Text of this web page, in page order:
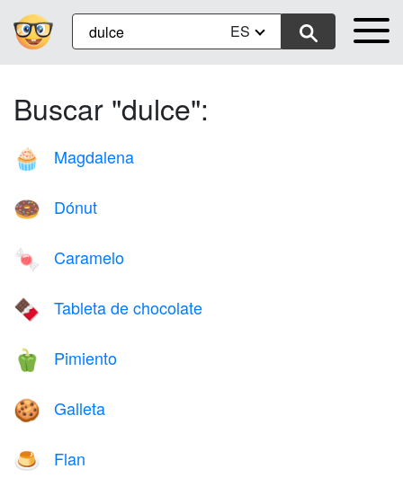
ES
Buscar "dulce":
🧁 Magdalena
🍩 Dónut
🍬 Caramelo
🍫 Tableta de chocolate
🫑 Pimiento
🍪 Galleta
🍮 Flan